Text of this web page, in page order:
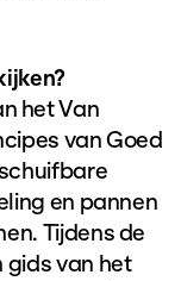
het Van
van Goed
en pannen
Tijdens de
gids van het